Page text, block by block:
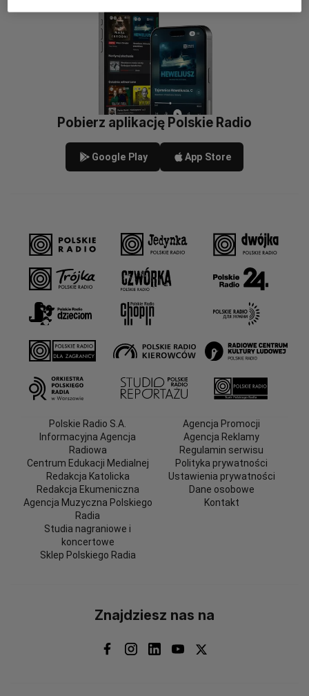
Pobierz aplikację Polskie Radio
Google Play App Store
Polskie Radio S.A.
Informacyjna Agencja
Radiowa
Centrum Edukacji Medialnej
Redakcja Katolicka
Redakcja Ekumeniczna
Agencja Muzyczna Polskiego
Radia
Studia nagraniowe i
koncertowe
Sklep Polskiego Radia
Agencja Promocji
Agencja Reklamy
Regulamin serwisu
Polityka prywatności
Ustawienia prywatności
Dane osobowe
Kontakt
Znajdziesz nas na